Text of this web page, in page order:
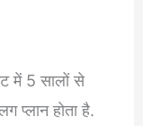
में 5 सालों से
प्लान होता है.